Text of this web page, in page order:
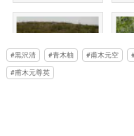
黒沢清 青木柚 甫木元空
甫木元尊英